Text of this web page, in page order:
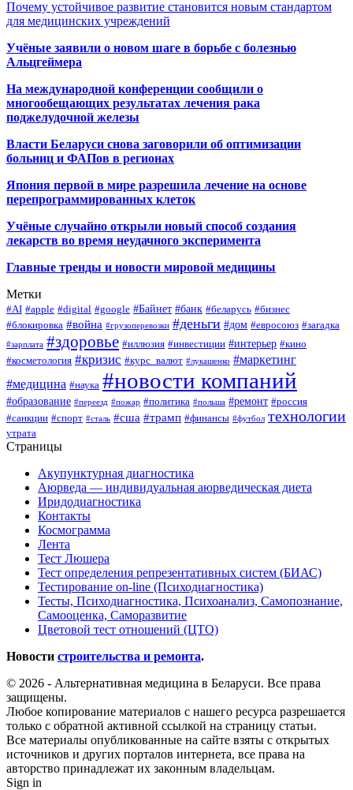
Почему устойчивое развитие становится новым стандартом
для медицинских учреждений
Учёные заявили о новом шаге в борьбе с болезнью
Альцгеймера
На международной конференции сообщили о
многообещающих результатах лечения рака
поджелудочной железы
Власти Беларуси снова заговорили об оптимизации
больниц и ФАПов в регионах
Япония первой в мире разрешила лечение на основе
перепрограммированных клеток
Учёные случайно открыли новый способ создания
лекарств во время неудачного эксперимента
Главные тренды и новости мировой медицины
Метки
#AI #apple #digital #google #Байнет #банк #беларусь #бизнес
#блокировка #война #грузоперевозки #деньги #дом #евросоюз #загадка
#зарплата #здоровье #иллюзия #инвестиции #интерьер #кино
#косметология #кризис #курс_валют #лукашенко #маркетинг
#медицина #наука #новости компаний
#образование #переезд #пожар #политика #польша #ремонт #россия
#санкции #спорт #сталь #сша #трамп #финансы #футбол технологии
утрата
Страницы
Акупунктурная диагностика
Аюрведа — индивидуальная аюрведическая диета
Иридодиагностика
Контакты
Космограмма
Лента
Тест Люшера
Тест определения репрезентативных систем (БИАС)
Тестирование on-line (Психодиагностика)
Тесты, Психодиагностика, Психоанализ, Самопознание,
Самооценка, Саморазвитие
Цветовой тест отношений (ЦТО)
Новости строительства и ремонта.
© 2026 - Альтернативная медицина в Беларуси. Все права
защищены.
Любое копирование материалов с нашего ресурса разрешается
только с обратной активной ссылкой на страницу статьи.
Все материалы опубликованные на сайте взяты с открытых
источников и других порталов интернета, все права на
авторство принадлежат их законным владельцам.
Sign in